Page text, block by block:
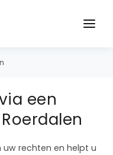
een
uw rechten en helpt u